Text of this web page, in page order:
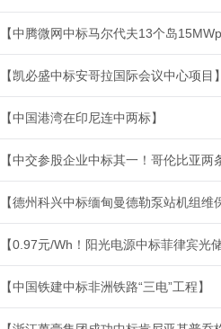
【中腾微网中标马尔代夫13个岛
【凯必盛中标安哥拉国际会议中心项目】
【中国港湾在印尼连中两标】
【德州科兴中标缅甸曼德勒泵站机组维
【0.97元/Wh！阳光电源中标菲律宾光
【中国铁建中标非洲铁路“三电”工程】